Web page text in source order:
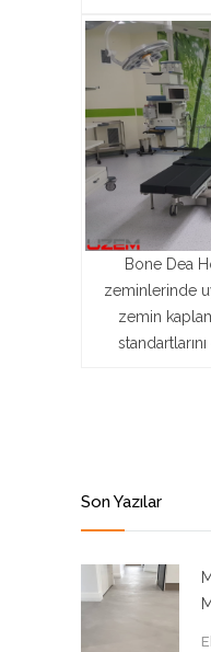
Bone Dea
zeminlerinde
zemin
Son Yazılar